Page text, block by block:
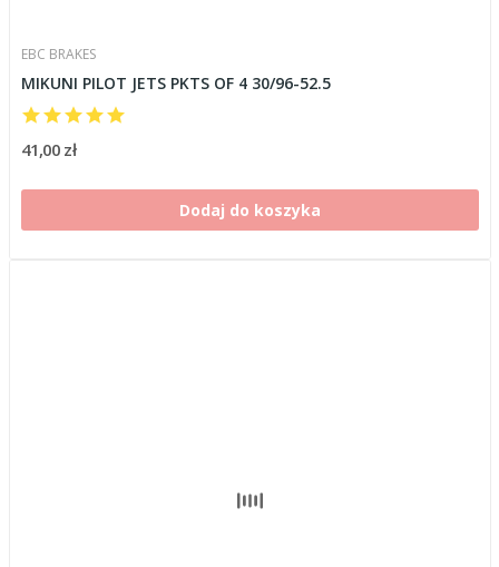
EBC BRAKES
MIKUNI PILOT JETS PKTS OF 4 30/96-52.5
41,00 zł
Dodaj do koszyka